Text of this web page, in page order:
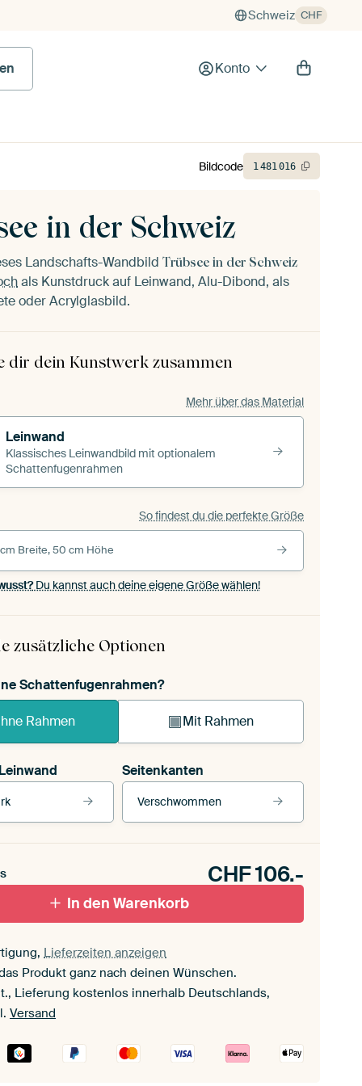
Schweiz CHF
Konto
in der Schweiz
Landschafts-Wandbild Trübsee in der Schweiz
als Kunstdruck auf Leinwand, Alu-Dibond, als
oder Acrylglasbild.
dir dein Kunstwerk zusammen
Mehr über das Material
Leinwand
Klassisches Leinwandbild mit optionalem
Schattenfugenrahmen
So findest du die perfekte Größe
Breite, 50 cm Höhe
Du kannst auch deine eigene Größe wählen!
zusätzliche Optionen
Schattenfugenrahmen?
Rahmen Mit Rahmen
Seitenkanten
Verschwommen
Mit Schattenfugenrahmen, weiß
CHF106.-
In den Warenkorb
Lieferzeiten anzeigen
Produkt ganz nach deinen Wünschen.
Lieferung kostenlos innerhalb Deutschlands,
Versand
Bildcode 1481016